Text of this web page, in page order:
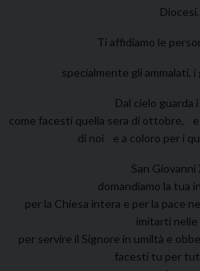
Diocesi.
Ti affidiamo le
specialmente gli ammalati, i
Dal cielo guarda
come facesti quella sera di ottobre, e
di noi e a coloro per i
San Giovanni
domandiamo la tua
per la Chiesa intera e per la pace
imitarti
per servire il Signore in umiltà e
facesti tu per